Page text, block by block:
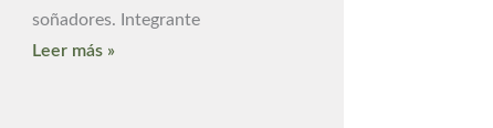
soñadores. Integrante
Leer más »